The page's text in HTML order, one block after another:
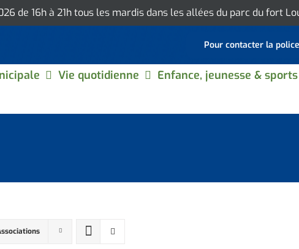
de 16h à 21h tous les mardis dans les allées du parc du fort
Pour contacter la
Vie quotidienne Enfance, jeunesse & sports